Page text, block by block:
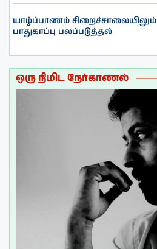
யாழ்ப்பாணம் சிறைச்சாலையிலும்
பாதுகாப்பு பலப்படுத்தல்
ஒரு நிமிட நேர்காணல்